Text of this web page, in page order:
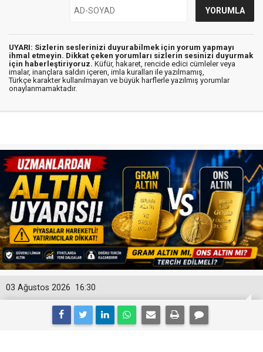
UYARI: Sizlerin seslerinizi duyurabilmek için yorum yapmayı
ihmal etmeyin. Dikkat çeken yorumları sizlerin sesinizi duyurmak
için haberleştiriyoruz. Küfür, hakaret, rencide edici cümleler veya
imalar, inançlara saldırı içeren, imla kuralları ile yazılmamış,
Türkçe karakter kullanılmayan ve büyük harflerle yazılmış yorumlar
onaylanmamaktadır.
16:30
03 Ağustos 2026